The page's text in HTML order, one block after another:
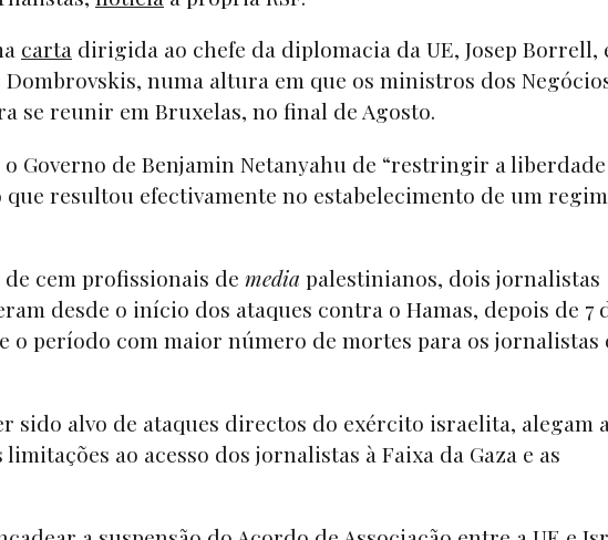
carta dirigida ao chefe da diplomacia da UE, Josep Borrell,
numa altura em que os ministros dos
se reunir em Bruxelas, no final de Agosto.
Governo de Benjamin Netanyahu de “restringir a
resultou efectivamente no estabelecimento de um
cem profissionais de media palestinianos, dois jornalistas
desde o início dos ataques contra o Hamas, depois de 7
o período com maior número de mortes para os jornalistas
sido alvo de ataques directos do exército israelita, alegam
ao acesso dos jornalistas à Faixa da Gaza e as